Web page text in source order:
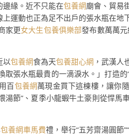
邊緣。近不只能在包養網廟會、貿易
運動也正為足不出戶的張水瓶在地
家更女大生包養俱樂部發布數萬萬
以包養網食為天包養甜心網 ，武漢人
取張水瓶最貴的一滴淚水。」打造
百包養網萬現金買下這棟樓，讓你
湯節”、夏季小龍蝦牛土豪則從悍
包養網車馬費禮，舉行“五芳齋湯圓節